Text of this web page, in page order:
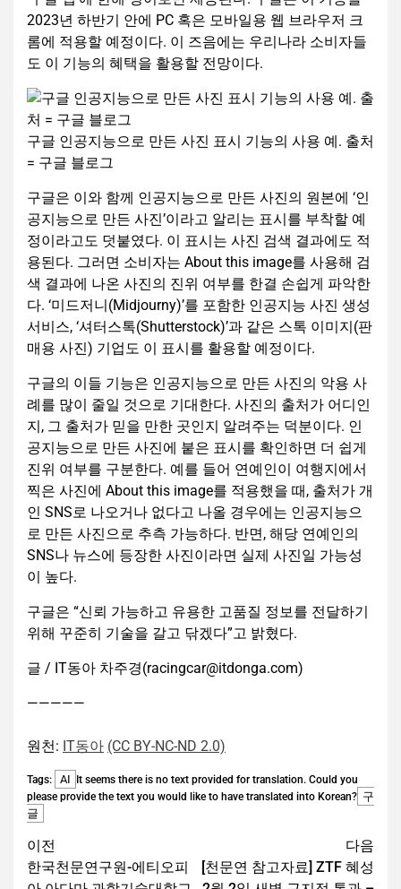
2023년 하반기 안에 PC 혹은 모바일용 웹 브라우저 크
롬에 적용할 예정이다. 이 즈음에는 우리나라 소비자들
도 이 기능의 혜택을 활용할 전망이다.
구글 인공지능으로 만든 사진 표시 기능의 사용 예. 출처
= 구글 블로그
구글은 이와 함께 인공지능으로 만든 사진의 원본에 ‘인
공지능으로 만든 사진’이라고 알리는 표시를 부착할 예
정이라고도 덧붙였다. 이 표시는 사진 검색 결과에도 적
용된다. 그러면 소비자는 About this image를 사용해 검
색 결과에 나온 사진의 진위 여부를 한결 손쉽게 파악한
다. ‘미드저니(Midjourny)’를 포함한 인공지능 사진 생성
서비스, ‘셔터스톡(Shutterstock)’과 같은 스톡 이미지(판
매용 사진) 기업도 이 표시를 활용할 예정이다.
구글의 이들 기능은 인공지능으로 만든 사진의 악용 사
례를 많이 줄일 것으로 기대한다. 사진의 출처가 어디인
지, 그 출처가 믿을 만한 곳인지 알려주는 덕분이다. 인
공지능으로 만든 사진에 붙은 표시를 확인하면 더 쉽게
진위 여부를 구분한다. 예를 들어 연예인이 여행지에서
찍은 사진에 About this image를 적용했을 때, 출처가 개
인 SNS로 나오거나 없다고 나올 경우에는 인공지능으
로 만든 사진으로 추측 가능하다. 반면, 해당 연예인의
SNS나 뉴스에 등장한 사진이라면 실제 사진일 가능성
이 높다.
구글은 “신뢰 가능하고 유용한 고품질 정보를 전달하기
위해 꾸준히 기술을 갈고 닦겠다”고 밝혔다.
글 / IT동아 차주경(racingcar@itdonga.com)
—————
원천: IT동아 (CC BY-NC-ND 2.0)
Tags: AI
It seems there is no text provided for translation. Could you
please provide the text you would like to have translated into Korean? 구
글
이전
한국천문연구원-에티오피
다음
[천문연 참고자료] ZTF 혜성